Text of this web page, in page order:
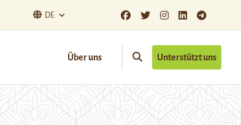
DE
Über uns Unterstützt uns